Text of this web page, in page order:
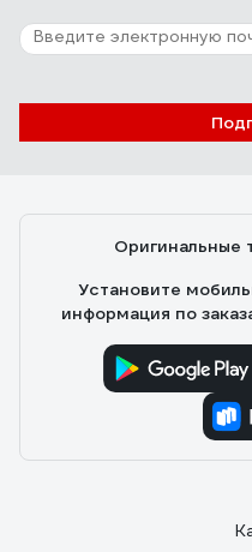
11 отзывов
Оригинальные
Установите
информация по